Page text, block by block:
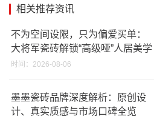
相关推荐资讯
不为空间设限，只为偏爱买单：
大将军瓷砖解锁“高级哑”人居美学
时间：2026-08-06
墨墨瓷砖品牌深度解析：原创设
计、真实质感与市场口碑全览